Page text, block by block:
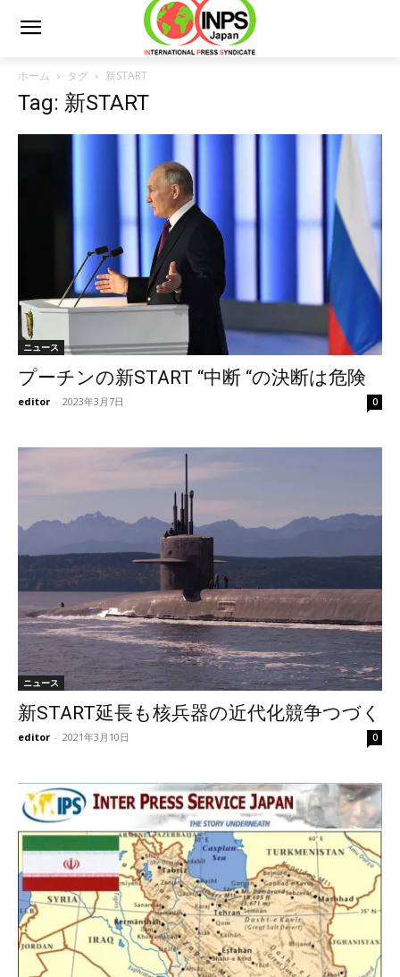
ホーム タグ 新START
Tag: 新START
ニュース
プーチンの新START “中断 “の決断は危険
editor - 2023年3月7日 0
ニュース
新START延長も核兵器の近代化競争つづく
editor - 2021年3月10日 0